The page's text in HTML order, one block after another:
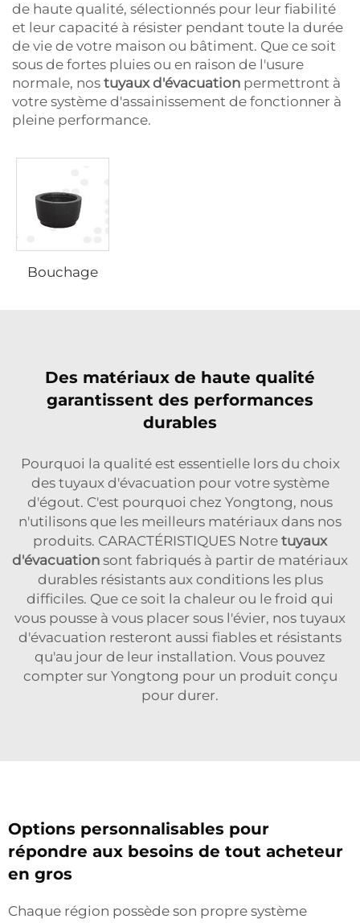
de haute qualité, sélectionnés pour leur fiabilité
et leur capacité à résister pendant toute la durée
de vie de votre maison ou bâtiment. Que ce soit
sous de fortes pluies ou en raison de l'usure
normale, nos tuyaux d'évacuation permettront à
votre système d'assainissement de fonctionner à
pleine performance.
Bouchage
Des matériaux de haute qualité
garantissent des performances
durables
Pourquoi la qualité est essentielle lors du choix
des tuyaux d'évacuation pour votre système
d'égout. C'est pourquoi chez Yongtong, nous
n'utilisons que les meilleurs matériaux dans nos
produits. CARACTÉRISTIQUES Notre tuyaux
d'évacuation sont fabriqués à partir de matériaux
durables résistants aux conditions les plus
difficiles. Que ce soit la chaleur ou le froid qui
vous pousse à vous placer sous l'évier, nos tuyaux
d'évacuation resteront aussi fiables et résistants
qu'au jour de leur installation. Vous pouvez
compter sur Yongtong pour un produit conçu
pour durer.
Options personnalisables pour
répondre aux besoins de tout acheteur
en gros
Chaque région possède son propre système